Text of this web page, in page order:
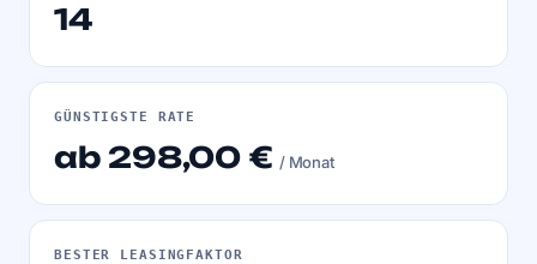
14
GÜNSTIGSTE RATE
ab 298,00 €/ Monat
BESTER LEASINGFAKTOR